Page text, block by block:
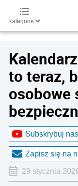
Kategorie
to teraz,
osobowe
Subskrybuj
Zapisz się na
29 stycznia